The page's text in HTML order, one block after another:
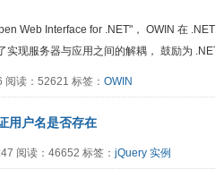
Web Interface for .NET"， OWIN 在
实现服务器与应用之间的解耦， 鼓励为
读：52621 标签： OWIN
用户名是否存在
阅读：46652 标签： jQuery 实例